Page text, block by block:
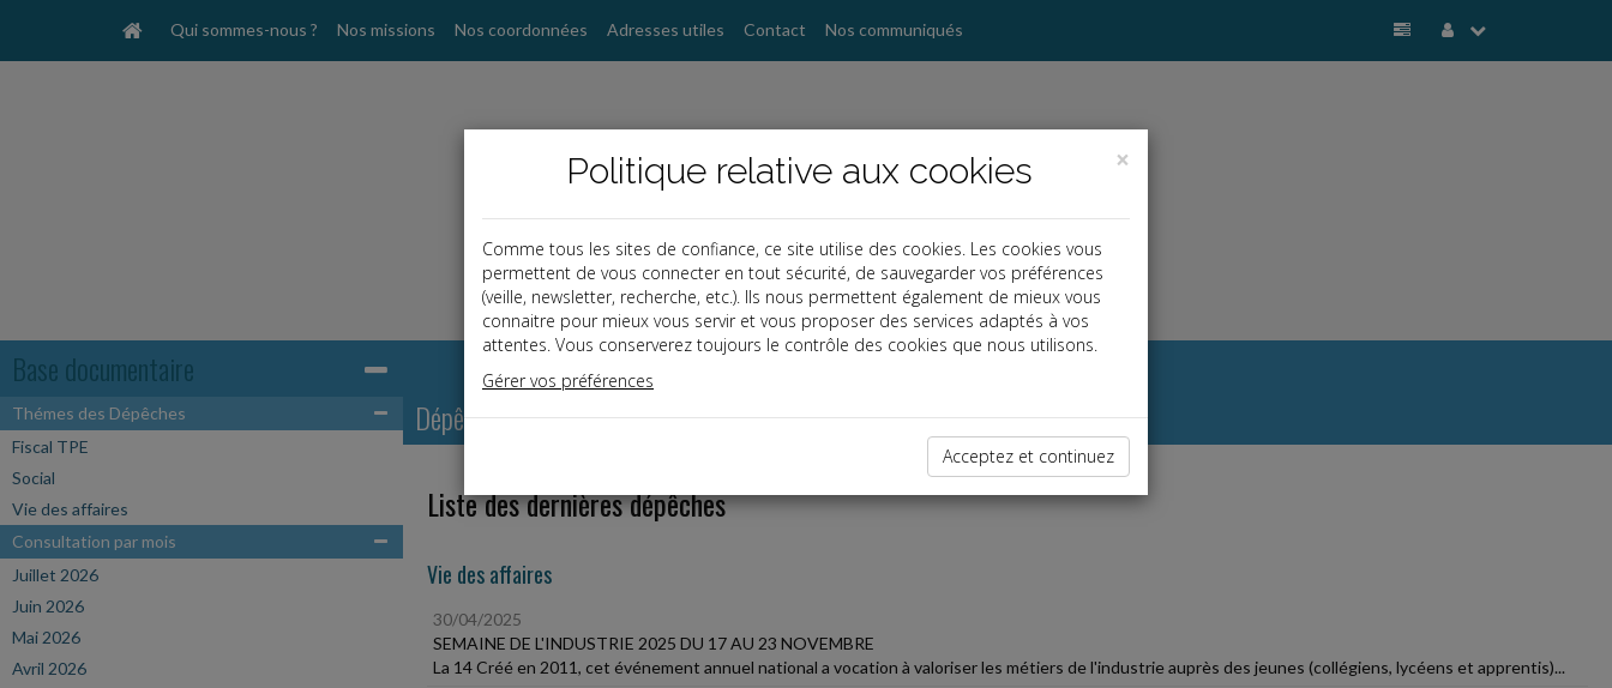
Qui sommes-nous ? Nos missions Nos coordonnées Adresses utiles Contact Nos communiqués
Base documentaire
Thémes des Dépêches
Fiscal TPE
Social
Vie des affaires
Consultation par mois
Juillet 2026
Juin 2026
Mai 2026
Avril 2026
Dépêches
Liste des dernières dépêches
Vie des affaires
30/04/2025
SEMAINE DE L'INDUSTRIE 2025 DU 17 AU 23 NOVEMBRE
La 14 Créé en 2011, cet événement annuel national a vocation à valoriser les métiers de l'industrie auprès des jeunes (collégiens, lycéens et apprentis)...
×
Politique relative aux cookies
Comme tous les sites de confiance, ce site utilise des cookies. Les cookies vous
permettent de vous connecter en tout sécurité, de sauvegarder vos préférences
(veille, newsletter, recherche, etc.). Ils nous permettent également de mieux vous
connaitre pour mieux vous servir et vous proposer des services adaptés à vos
attentes. Vous conserverez toujours le contrôle des cookies que nous utilisons.
Gérer vos préférences
Acceptez et continuez